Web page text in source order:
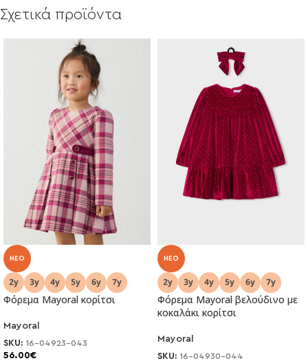
Σχετικά προϊόντα
NEO
Φόρεμα Mayoral κορίτσι
Mayoral
SKU: 16-04923-043
56.00€
NEO
Φόρεμα Mayoral βελούδινο με
κοκαλάκι κορίτσι
Mayoral
SKU: 16-04930-044